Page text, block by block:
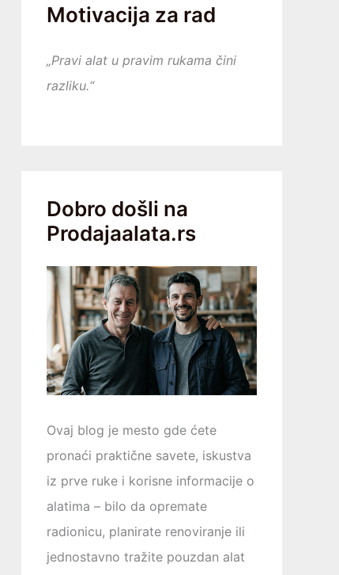
Motivacija za rad
„Pravi alat u pravim rukama čini
razliku.“
Dobro došli na
Prodajaalata.rs
Ovaj blog je mesto gde ćete
pronaći praktične savete, iskustva
iz prve ruke i korisne informacije o
alatima – bilo da opremаtе
radionicu, planirate renoviranje ili
jednostavno tražite pouzdan alat